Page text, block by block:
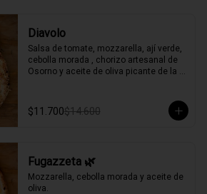
Diavolo
Salsa de tomate, mozzarella, ají verde,
cebolla morada , chorizo artesanal de
Osorno y aceite de oliva picante de la
$11.700$14.600
Fugazzeta 🌿
Mozzarella, cebolla morada y aceite de
oliva.